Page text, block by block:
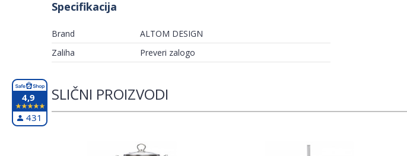
Specifikacija
Brand
ALTOM DESIGN
Zaliha
Preveri zalogo
SLIČNI PROIZVODI
4,9
431